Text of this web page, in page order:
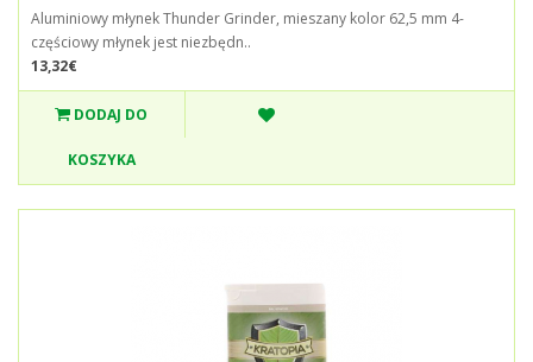
Aluminiowy młynek Thunder Grinder, mieszany kolor 62,5 mm 4-
częściowy młynek jest niezbędn..
13,32€
DODAJ DO
KOSZYKA